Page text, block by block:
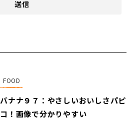
FOOD
バナナ９７：やさしいおいしさパピ
コ！画像で分かりやすい